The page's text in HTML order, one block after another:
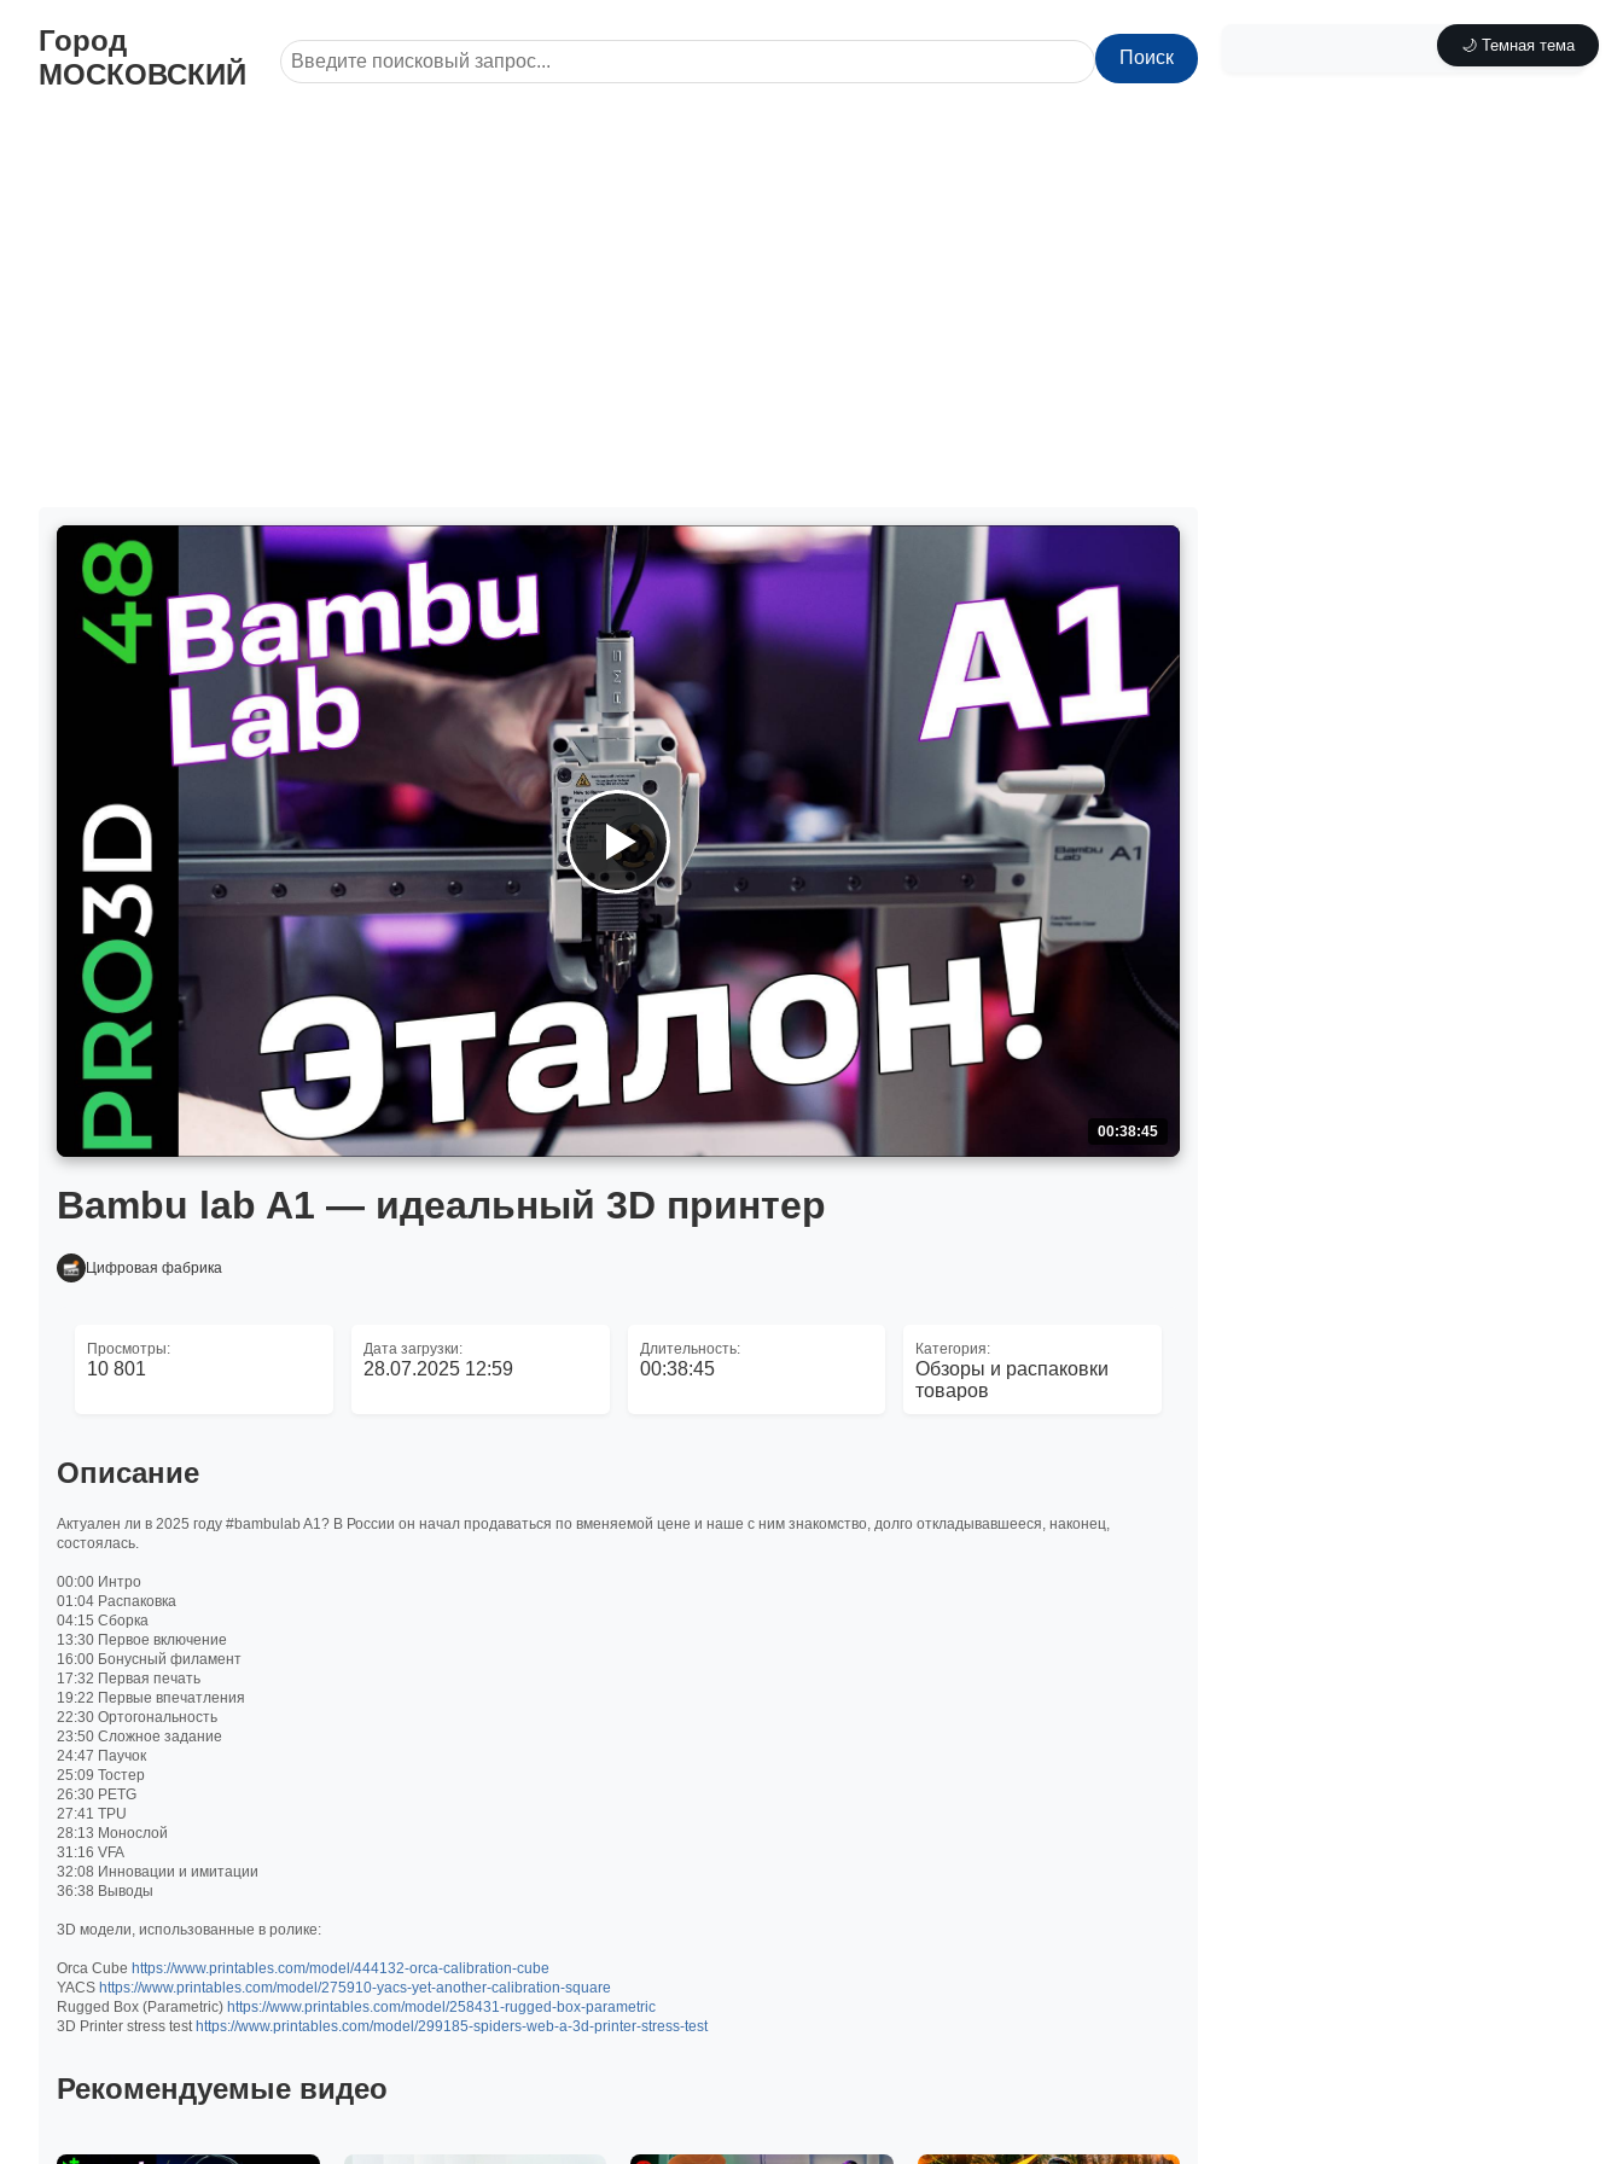
🌙 Темная тема
Город
МОСКОВСКИЙ
Поиск
00:38:45
Bambu lab A1 — идеальный 3D принтер
Цифровая фабрика
Просмотры:
10 801
Дата загрузки:
28.07.2025 12:59
Длительность:
00:38:45
Категория:
Обзоры и распаковки
товаров
Описание
Актуален ли в 2025 году #bambulab A1? В России он начал продаваться по вменяемой цене и наше с ним знакомство, долго откладывавшееся, наконец,
состоялась.
00:00 Интро
01:04 Распаковка
04:15 Сборка
13:30 Первое включение
16:00 Бонусный филамент
17:32 Первая печать
19:22 Первые впечатления
22:30 Ортогональность
23:50 Сложное задание
24:47 Паучок
25:09 Тостер
26:30 PETG
27:41 TPU
28:13 Монослой
31:16 VFA
32:08 Инновации и имитации
36:38 Выводы
3D модели, использованные в ролике:
Orca Cube https://www.printables.com/model/444132-orca-calibration-cube
YACS https://www.printables.com/model/275910-yacs-yet-another-calibration-square
Rugged Box (Parametric) https://www.printables.com/model/258431-rugged-box-parametric
3D Printer stress test https://www.printables.com/model/299185-spiders-web-a-3d-printer-stress-test
Рекомендуемые видео